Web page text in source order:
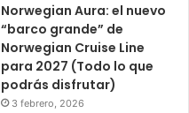
Norwegian Aura: el nuevo
“barco grande” de
Norwegian Cruise Line
para 2027 (Todo lo que
podrás disfrutar)
3 febrero, 2026